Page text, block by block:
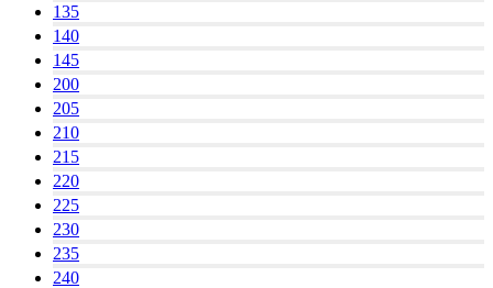
135
140
145
200
205
210
215
220
225
230
235
240